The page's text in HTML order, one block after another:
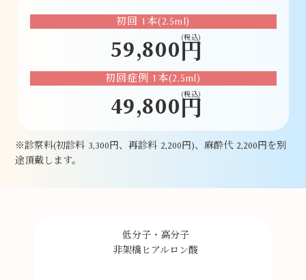
初回 1本(2.5ml)
59,800 円
(税込)
初回症例 1本(2.5ml)
49,800 円
(税込)
※診察料(初診料 3,300円、再診料 2,200円)、麻酔代 2,200円を別
途頂戴します。
低分子・高分子
非架橋ヒアルロン酸